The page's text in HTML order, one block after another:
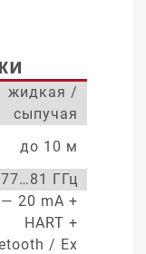
жидкая /
сыпучая
до 10 м
77…81 ГГц
20 mA +
HART +
/ Ex